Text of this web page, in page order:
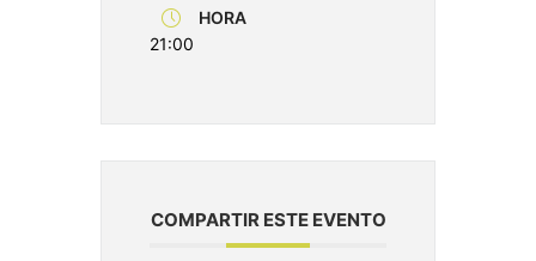
HORA
21:00
COMPARTIR ESTE EVENTO